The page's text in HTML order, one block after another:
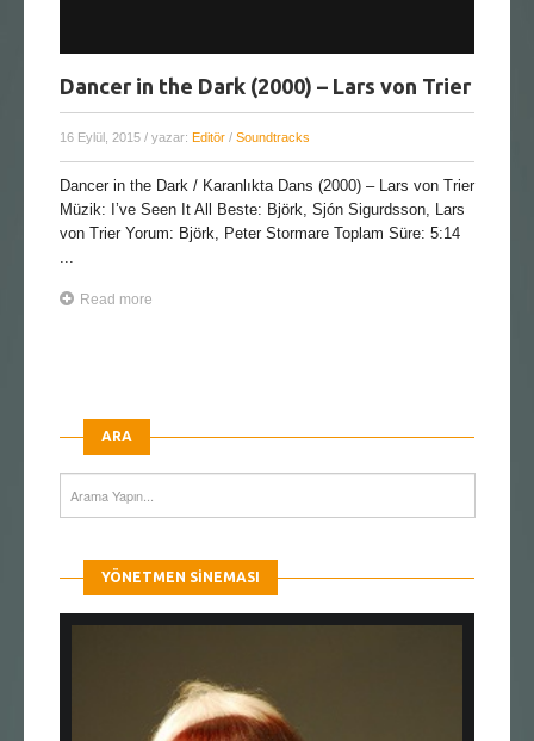
Dancer in the Dark (2000) – Lars von Trier
16 Eylül, 2015 / yazar: Editör / Soundtracks
Dancer in the Dark / Karanlıkta Dans (2000) – Lars von Trier
Müzik: I’ve Seen It All Beste: Björk, Sjón Sigurdsson, Lars
von Trier Yorum: Björk, Peter Stormare Toplam Süre: 5:14
Read more
ARA
YÖNETMEN SINEMASI